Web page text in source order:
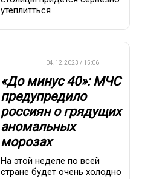
утеплитться
04.12.2023 / 15:06
«До минус 40»: МЧС
предупредило
россиян о грядущих
аномальных
морозах
На этой неделе по всей
стране будет очень холодно